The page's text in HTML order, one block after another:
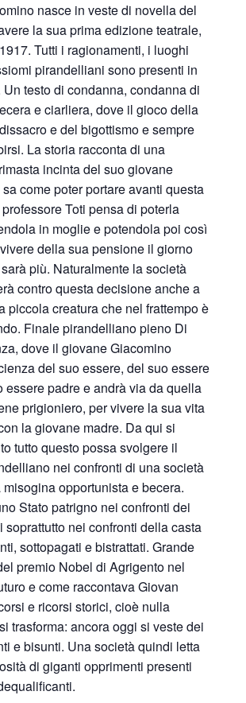
nasce in veste di novella del
la sua prima edizione teatrale,
Tutti i ragionamenti, i luoghi
pirandelliani sono presenti in
testo di condanna, condanna di
e ciarliera, dove il gioco della
e del bigottismo e sempre
La storia racconta di una
incinta del suo giovane
come poter portare avanti questa
Toti pensa di poterla
in moglie e potendola poi così
della sua pensione il giorno
più. Naturalmente la società
contro questa decisione anche a
piccola creatura che nel frattempo è
Finale pirandelliano pieno Di
dove il giovane Giacomino
del suo essere, del suo essere
essere padre e andrà via da quella
prigioniero, per vivere la sua vita
la giovane madre. Da qui si
tutto questo possa svolgere il
nei confronti di una società
opportunista e becera.
Stato patrigno nei confronti dei
soprattutto nei confronti della casta
sottopagati e bistrattati. Grande
premio Nobel di Agrigento nel
e come raccontava Giovan
e ricorsi storici, cioè nulla
trasforma: ancora oggi si veste dei
e bisunti. Una società quindi letta
di giganti opprimenti presenti